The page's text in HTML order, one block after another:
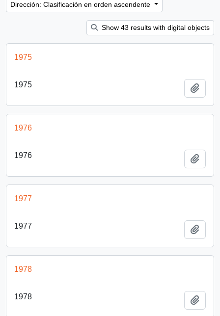
Dirección: Clasificación en orden ascendente
Show 43 results with digital objects
1975
1975
1976
1976
1977
1977
1978
1978